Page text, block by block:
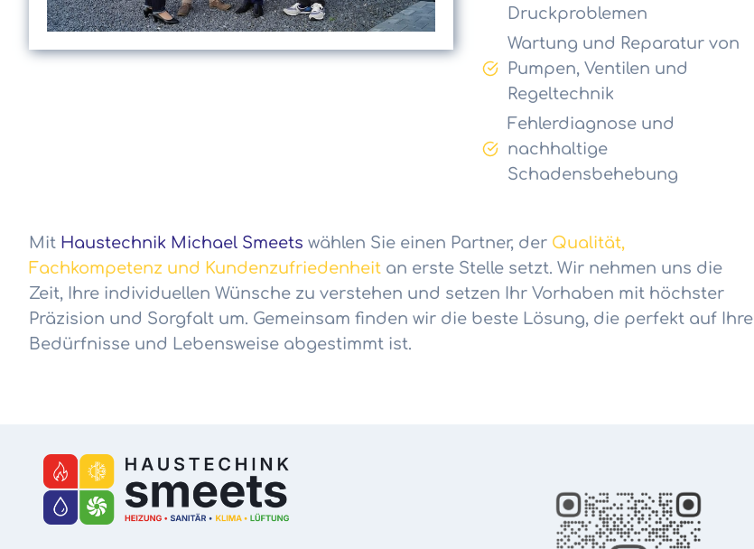
Druckproblemen
Wartung und Reparatur von
Pumpen, Ventilen und
Regeltechnik
Fehlerdiagnose und
nachhaltige
Schadensbehebung
Mit Haustechnik Michael Smeets wählen Sie einen Partner, der Qualität,
Fachkompetenz und Kundenzufriedenheit an erste Stelle setzt. Wir nehmen uns die
Zeit, Ihre individuellen Wünsche zu verstehen und setzen Ihr Vorhaben mit höchster
Präzision und Sorgfalt um. Gemeinsam finden wir die beste Lösung, die perfekt auf Ihre
Bedürfnisse und Lebensweise abgestimmt ist.